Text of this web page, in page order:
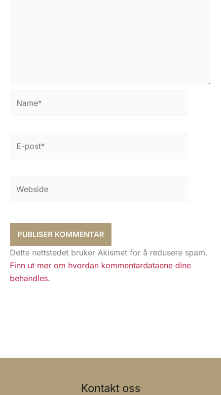
post*
Dette nettstedet bruker Akismet for å redusere spam.
Finn ut mer om hvordan kommentardataene dine
behandles.
Kontakt oss